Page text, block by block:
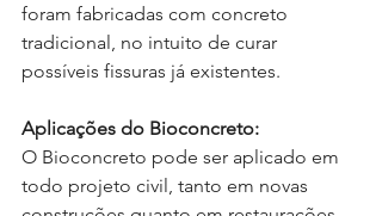
foram fabricadas com concreto
tradicional, no intuito de curar
possíveis fissuras já existentes.
Aplicações do Bioconcreto:
O Bioconcreto pode ser aplicado em
todo projeto civil, tanto em novas